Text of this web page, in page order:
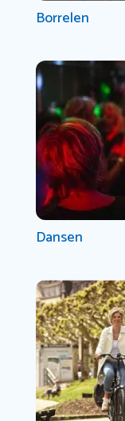
Borrelen
Dansen